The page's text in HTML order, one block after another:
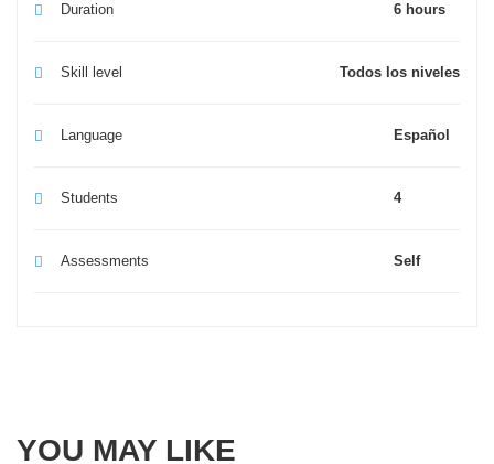
Duration 6 hours
Skill level Todos los niveles
Language Español
Students 4
Assessments Self
YOU MAY LIKE